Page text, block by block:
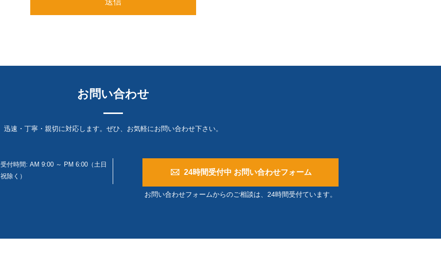
お問い合わせ
迅速・丁寧・親切に対応します。ぜひ、お気軽にお問い合わせ下さい。
受付時間: AM 9:00 ～ PM 6:00（土日
祝除く）
24時間受付中 お問い合わせフォーム
お問い合わせフォームからのご相談は、24時間受付ています。